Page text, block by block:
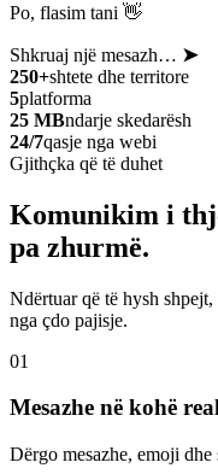
Po, flasim tani 👋
Shkruaj një mesazh… ➤
250+shtete dhe territore
5platforma
25 MBndarje skedarësh
24/7qasje nga webi
Gjithçka që të duhet
Komunikim i
pa zhurmë.
Ndërtuar që të hysh
nga çdo pajisje.
01
Mesazhe në kohë
Dërgo mesazhe, emoji dhe